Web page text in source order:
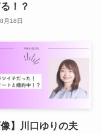
！？
月18日
像】川口ゆりの夫